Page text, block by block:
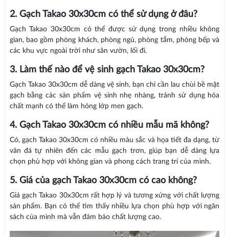
2. Gạch Takao 30x30cm có thể sử dụng ở đâu?
Gạch Takao 30x30cm có thể được sử dụng trong nhiều không
gian, bao gồm phòng khách, phòng ngủ, phòng tắm, phòng bếp và
các khu vực ngoài trời như sân vườn, lối đi.
3. Làm thế nào để vệ sinh gạch Takao 30x30cm?
Gạch Takao 30x30cm dễ dàng vệ sinh, bạn chỉ cần lau chùi bề mặt
gạch bằng các sản phẩm vệ sinh nhẹ nhàng, tránh sử dụng hóa
chất mạnh có thể làm hỏng lớp men gạch.
4. Gạch Takao 30x30cm có nhiều mẫu mã không?
Có, gạch Takao 30x30cm có nhiều màu sắc và họa tiết đa dạng, từ
vân đá tự nhiên đến các mẫu gạch trơn, giúp bạn dễ dàng lựa
chọn phù hợp với không gian và phong cách trang trí của mình.
5. Giá của gạch Takao 30x30cm có cao không?
Giá gạch Takao 30x30cm rất hợp lý và tương xứng với chất lượng
sản phẩm. Bạn có thể tìm thấy nhiều lựa chọn phù hợp với ngân
sách của mình mà vẫn đảm bảo chất lượng cao.